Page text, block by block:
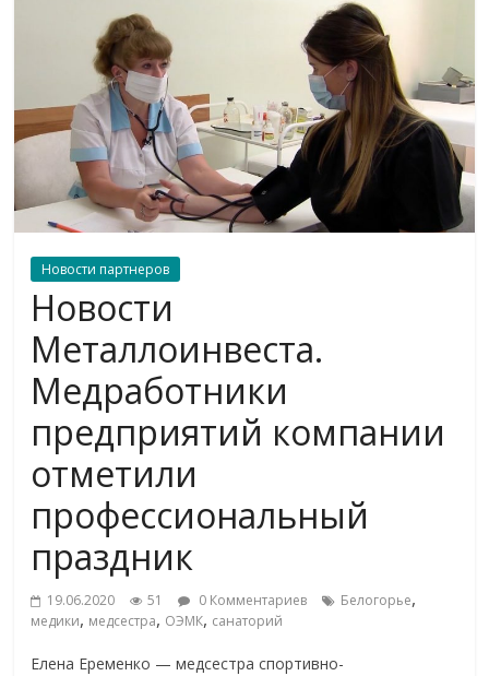
Новости партнеров
Новости
Металлоинвеста.
Медработники
предприятий компании
отметили
профессиональный
праздник
19.06.2020 51 0 Комментариев Белогорье,
медики, медсестра, ОЭМК, санаторий
Елена Еременко — медсестра спортивно-